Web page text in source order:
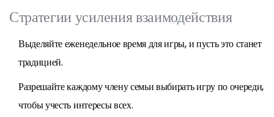
Стратегии усиления взаимодействия
Выделяйте еженедельное время для игры, и пусть это станет
традицией.
Разрешайте каждому члену семьи выбирать игру по очереди,
чтобы учесть интересы всех.